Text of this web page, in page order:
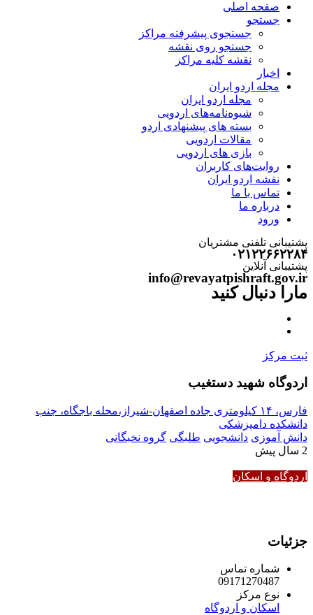
صفحه اصلی
جستجو
جستجوی پیشرفته مراکز
جستجو روی نقشه
نقشه کلیه مراکز
اخبار
مجله اردو ایران
مجله اردو ایران
شیوه‌نامه‌های اردویی
بسته های پیشنهادی اردو
مقالات اردویی
بازی های اردویی
روایت‌های کاربران
نقشه اردو ایران
تماس با ما
درباره ما
ورود
پشتیبانی تلفنی مشتریان
۰۲۱۲۲۶۶۲۲۸۴
پشتیبانی آنلاین
info@revayatpishraft.gov.ir
مارا دنبال کنید
ثبت مرکز
اردوگاه شهید دستغیب
فارس، ۱۴ کیلومتری جاده اصفهان-شیراز،محله باجگاه، جنب
دانشکده دامپزشکی
دانش آموزی دانشجویی طلبگی گروه نخبگانی
2 سال پیش
اردوگاه و اسکان
جزئیات
شماره تماس
09171270487
نوع مرکز
اسکان و اردوگاه